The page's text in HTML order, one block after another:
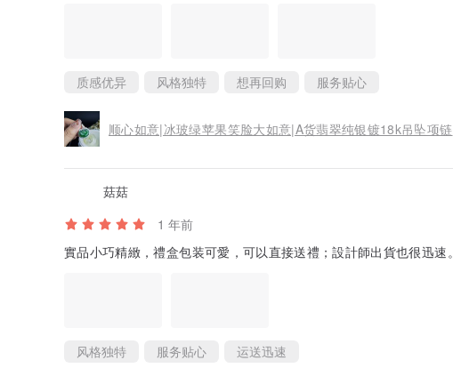
质感优异 风格独特 想再回购 服务贴心
顺心如意|冰玻绿苹果笑脸大如意|A货翡翠纯银镀18k吊坠项链
菇菇
1 年前
實品小巧精緻，禮盒包装可愛，可以直接送禮；設計師出貨也很迅速。
风格独特 服务贴心 运送迅速